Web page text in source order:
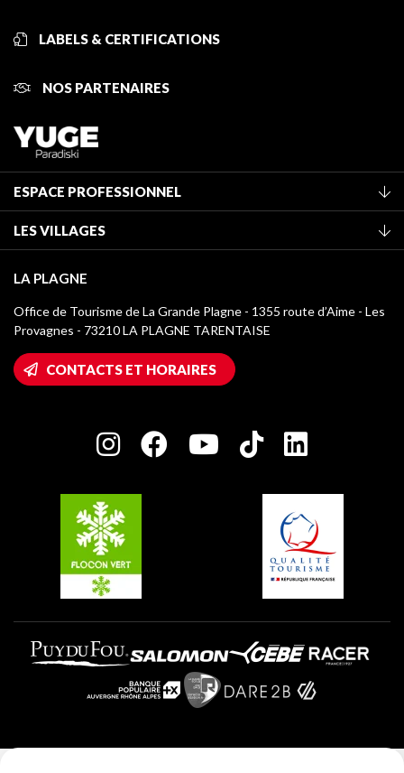
LABELS & CERTIFICATIONS
NOS PARTENAIRES
ESPACE PROFESSIONNEL
Classement des meublés
Taxe de séjour
Médiathèque
Logos La Plagne
Accès Wifi
Maison des Propriétaires
Charte des Acteurs Engagés
LES VILLAGES
Champagny-en-Vanoise
Montchavin - Les Coches
Plagne 1800
Plagne Villages
Plagne Aime 2000
LA PLAGNE
Office de Tourisme de La Grande Plagne - 1355 route d’Aime - Les
Provagnes - 73210 LA PLAGNE TARENTAISE
CONTACTS ET HORAIRES